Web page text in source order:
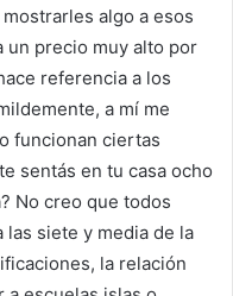
algo a esos
un precio muy alto por
referencia a los
a mí me
funcionan ciertas
sentás en tu casa ocho
No creo que todos
las siete y media de la
la relación